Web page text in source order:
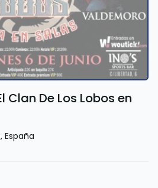
Clan De Los Lobos en
, España